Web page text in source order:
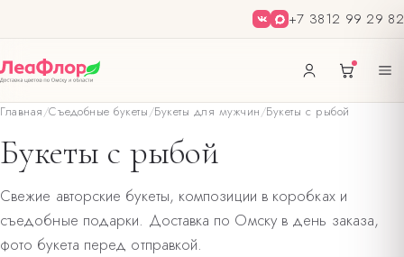
+7 3812 99 29 82
Главная/Съедобные букеты/Букеты для мужчин/Букеты с рыбой
Букеты с рыбой
Свежие авторские букеты, композиции в коробках и
съедобные подарки. Доставка по Омску в день заказа,
фото букета перед отправкой.